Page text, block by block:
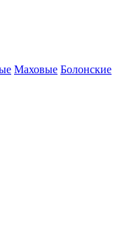
Маховые Болонские